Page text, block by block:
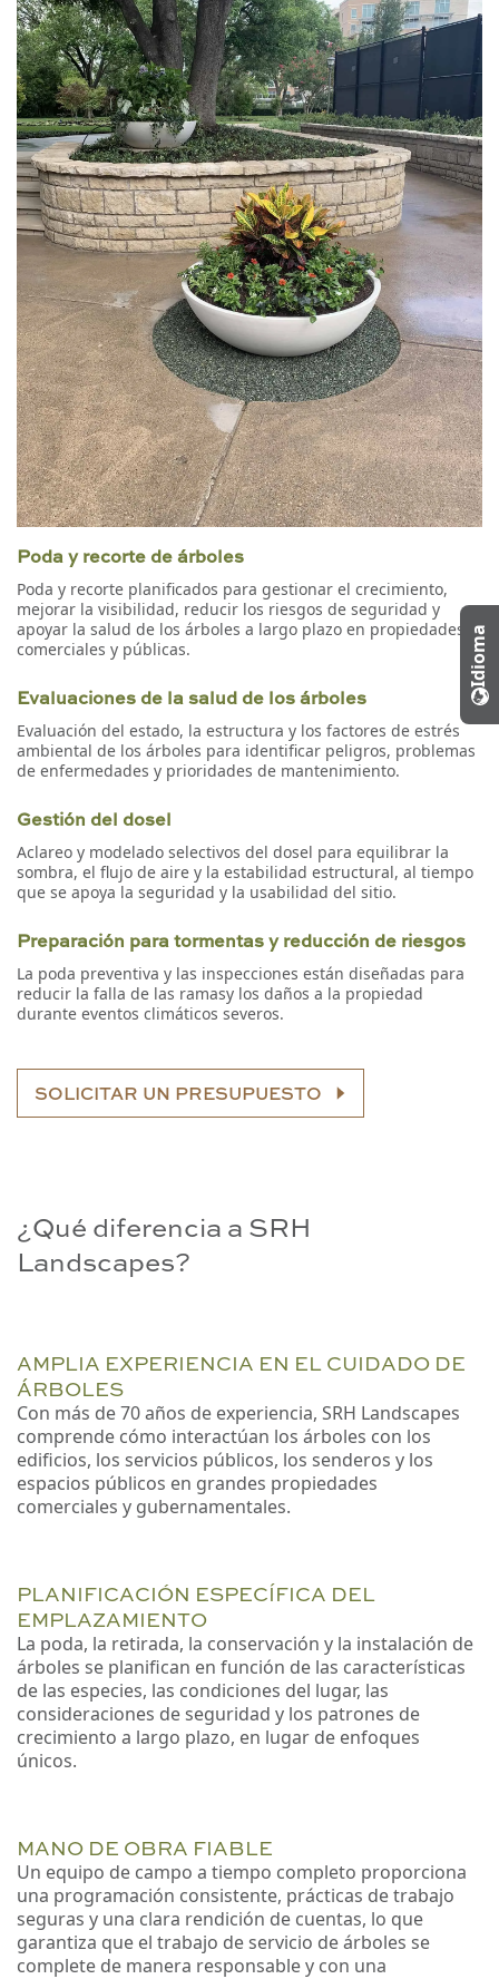
Idioma
Poda y recorte de árboles
Poda y recorte planificados para gestionar el crecimiento,
mejorar la visibilidad, reducir los riesgos de seguridad y
apoyar la salud de los árboles a largo plazo en propiedades
comerciales y públicas.
Evaluaciones de la salud de los árboles
Evaluación del estado, la estructura y los factores de estrés
ambiental de los árboles para identificar peligros, problemas
de enfermedades y prioridades de mantenimiento.
Gestión del dosel
Aclareo y modelado selectivos del dosel para equilibrar la
sombra, el flujo de aire y la estabilidad estructural, al tiempo
que se apoya la seguridad y la usabilidad del sitio.
Preparación para tormentas y reducción de riesgos
La poda preventiva y las inspecciones están diseñadas para
reducir la falla de las ramasy los daños a la propiedad
durante eventos climáticos severos.
SOLICITAR UN PRESUPUESTO
¿Qué diferencia a SRH
Landscapes?
AMPLIA EXPERIENCIA EN EL CUIDADO DE
ÁRBOLES
Con más de 70 años de experiencia, SRH Landscapes
comprende cómo interactúan los árboles con los
edificios, los servicios públicos, los senderos y los
espacios públicos en grandes propiedades
comerciales y gubernamentales.
PLANIFICACIÓN ESPECÍFICA DEL
EMPLAZAMIENTO
La poda, la retirada, la conservación y la instalación de
árboles se planifican en función de las características
de las especies, las condiciones del lugar, las
consideraciones de seguridad y los patrones de
crecimiento a largo plazo, en lugar de enfoques
únicos.
MANO DE OBRA FIABLE
Un equipo de campo a tiempo completo proporciona
una programación consistente, prácticas de trabajo
seguras y una clara rendición de cuentas, lo que
garantiza que el trabajo de servicio de árboles se
complete de manera responsable y con una